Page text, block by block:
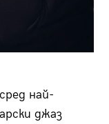
най-
джаз